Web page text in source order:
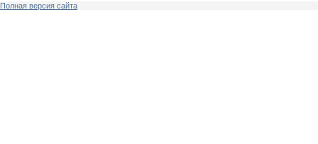
Полная версия сайта